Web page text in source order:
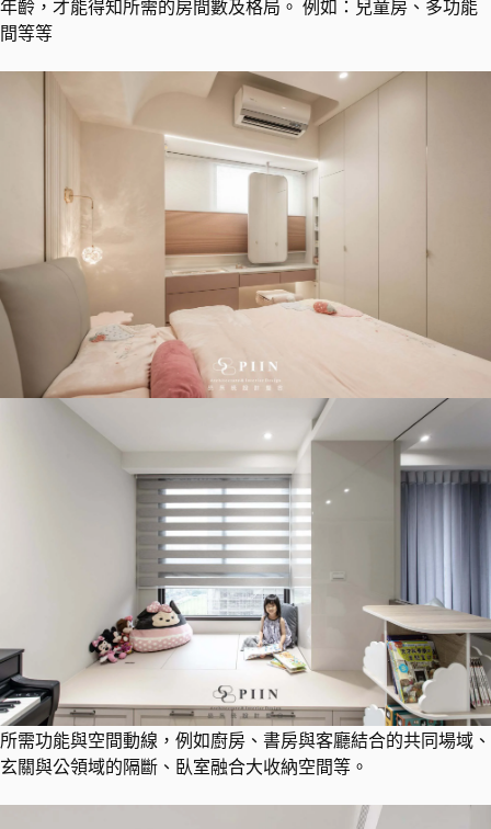
年齡，才能得知所需的房間數及格局。 例如：兒童房、多功能
間等等
所需功能與空間動線，例如廚房、書房與客廳結合的共同場域、
玄關與公領域的隔斷、臥室融合大收納空間等。